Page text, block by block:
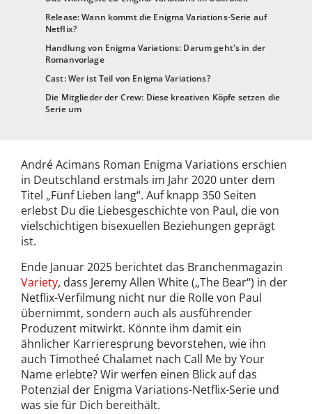
Release: Wann kommt die Enigma Variations-Serie auf
Netflix?
Handlung von Enigma Variations: Darum geht's in der
Romanvorlage
Cast: Wer ist Teil von Enigma Variations?
Die Mitglieder der Crew: Diese kreativen Köpfe setzen die
Serie um
André Acimans Roman Enigma Variations erschien
in Deutschland erstmals im Jahr 2020 unter dem
Titel „Fünf Lieben lang“. Auf knapp 350 Seiten
erlebst Du die Liebesgeschichte von Paul, die von
vielschichtigen bisexuellen Beziehungen geprägt
ist.
Ende Januar 2025 berichtet das Branchenmagazin
Variety, dass Jeremy Allen White („The Bear“) in der
Netflix-Verfilmung nicht nur die Rolle von Paul
übernimmt, sondern auch als ausführender
Produzent mitwirkt. Könnte ihm damit ein
ähnlicher Karrieresprung bevorstehen, wie ihn
auch Timotheé Chalamet nach Call Me by Your
Name erlebte? Wir werfen einen Blick auf das
Potenzial der Enigma Variations-Netflix-Serie und
was sie für Dich bereithält.